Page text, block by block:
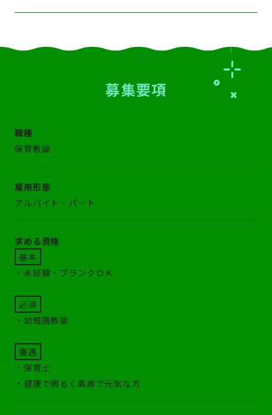
募集要項
職種
保育教諭
雇用形態
アルバイト・パート
求める資格
基本
・未経験・ブランクＯＫ
必須
・幼稚園教諭
優遇
・保育士
・健康で明るく素直で元気な方